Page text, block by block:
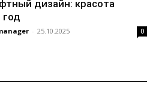
дизайн: красота
год
- 25.10.2025 0